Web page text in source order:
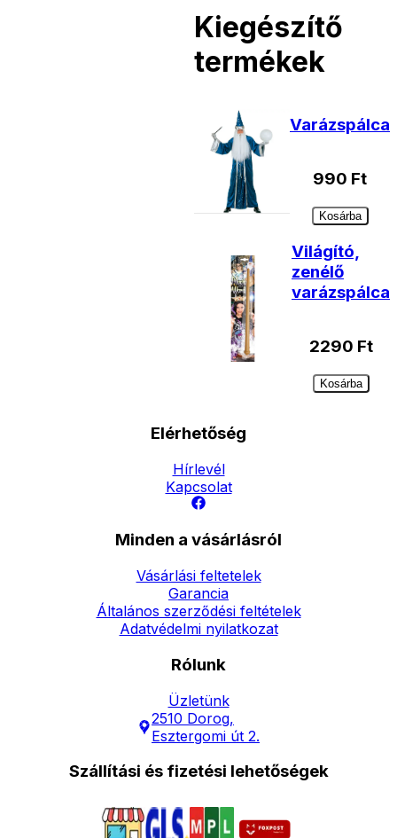
Kiegészítő
termékek
Varázspálca
990 Ft
Kosárba
Világító,
zenélő
varázspálca
2290 Ft
Kosárba
Elérhetőség
Hírlevél
Kapcsolat
Minden a vásárlásról
Vásárlási feltetelek
Garancia
Általános szerződési feltételek
Adatvédelmi nyilatkozat
Rólunk
Üzletünk
2510 Dorog,
Esztergomi út 2.
Szállítási és fizetési lehetőségek